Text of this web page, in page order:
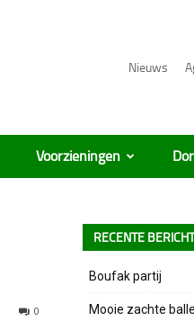
Nieuws
Voorzieningen
0
RECENTE
Boufak partij
Mooie zachte